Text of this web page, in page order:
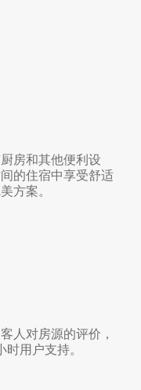
房和其他便利设
的住宿中享受舒适
方案。
人对房源的评价，
用户支持。